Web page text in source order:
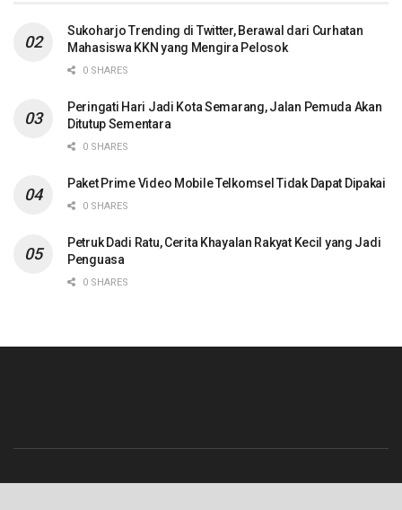
Sukoharjo Trending di Twitter, Berawal dari Curhatan
Mahasiswa KKN yang Mengira Pelosok
0 SHARES
Peringati Hari Jadi Kota Semarang, Jalan Pemuda Akan
Ditutup Sementara
0 SHARES
Paket Prime Video Mobile Telkomsel Tidak Dapat Dipakai
0 SHARES
Petruk Dadi Ratu, Cerita Khayalan Rakyat Kecil yang Jadi
Penguasa
0 SHARES